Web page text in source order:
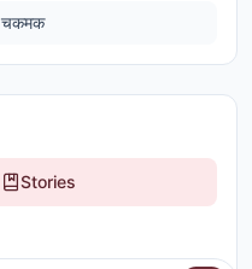
चकमक
Stories